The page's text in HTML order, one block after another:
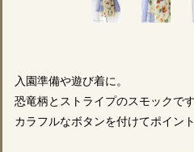
入園準備や遊び着に。
恐竜柄とストライプのスモックです
カラフルなボタンを付けてポイン